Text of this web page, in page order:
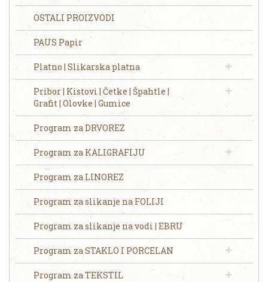
OSTALI PROIZVODI
PAUS Papir
Platno | Slikarska platna
Pribor | Kistovi | Četke | Špahtle |
Grafit | Olovke | Gumice
Program za DRVOREZ
Program za KALIGRAFIJU
Program za LINOREZ
Program za slikanje na FOLIJI
Program za slikanje na vodi | EBRU
Program za STAKLO I PORCELAN
Program za TEKSTIL